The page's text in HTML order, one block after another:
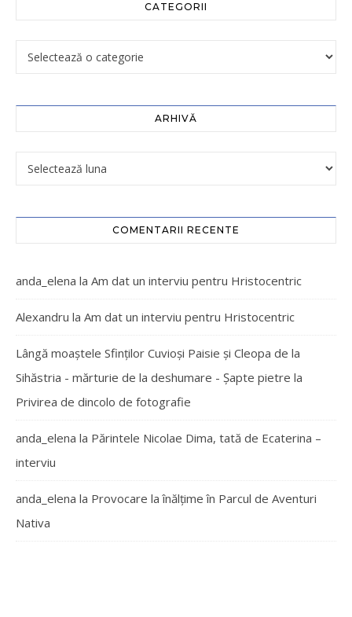
CATEGORII
ARHIVĂ
COMENTARII RECENTE
anda_elena la Am dat un interviu pentru Hristocentric
Alexandru la Am dat un interviu pentru Hristocentric
Lângă moaștele Sfinților Cuvioși Paisie și Cleopa de la
Sihăstria - mărturie de la deshumare - Şapte pietre la
Privirea de dincolo de fotografie
anda_elena la Părintele Nicolae Dima, tată de Ecaterina –
interviu
anda_elena la Provocare la înălțime în Parcul de Aventuri
Nativa